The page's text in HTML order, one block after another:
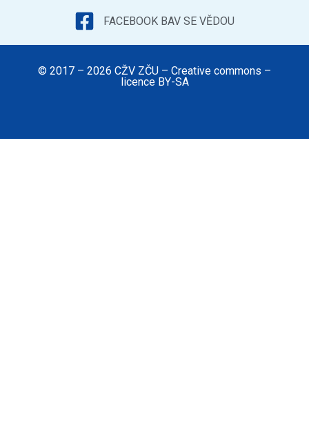
FACEBOOK BAV SE VĚDOU
© 2017 – 2026 CŽV ZČU – Creative commons –
licence BY-SA